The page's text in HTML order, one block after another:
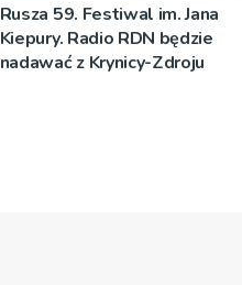
Rusza 59. Festiwal im. Jana
Kiepury. Radio RDN będzie
nadawać z Krynicy-Zdroju